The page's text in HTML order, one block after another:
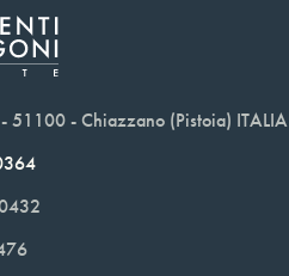
51100 - Chiazzano (Pistoia) ITALIA